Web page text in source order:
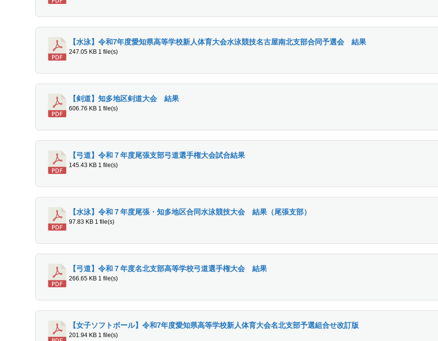
【水泳】令和7年度愛知県高等学校新人体育大会水泳競技名古屋南北支部合同予選会 結果
247.05 KB 1 file(s)
【剣道】知多地区剣道大会 結果
606.76 KB 1 file(s)
【弓道】令和７年度尾張支部弓道選手権大会試合結果
145.43 KB 1 file(s)
【水泳】令和７年度尾張・知多地区合同水泳競技大会 結果（尾張支部）
97.83 KB 1 file(s)
【弓道】令和７年度名北支部高等学校弓道選手権大会 結果
266.65 KB 1 file(s)
【女子ソフトボール】令和7年度愛知県高等学校新人体育大会名北支部予選組合せ改訂版
201.94 KB 1 file(s)